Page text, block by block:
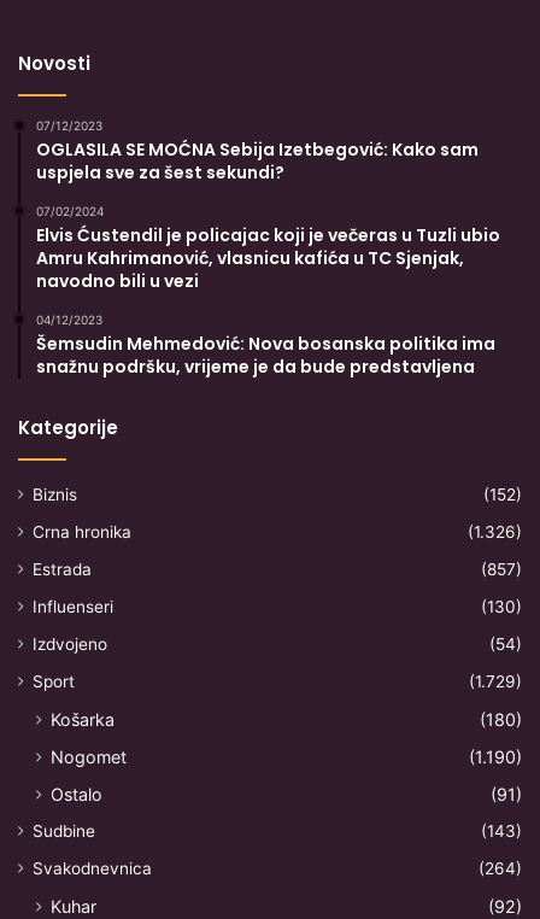
Novosti
07/12/2023
OGLASILA SE MOĆNA Sebija Izetbegović: Kako sam
uspjela sve za šest sekundi?
07/02/2024
Elvis Ćustendil je policajac koji je večeras u Tuzli ubio
Amru Kahrimanović, vlasnicu kafića u TC Sjenjak,
navodno bili u vezi
04/12/2023
Šemsudin Mehmedović: Nova bosanska politika ima
snažnu podršku, vrijeme je da bude predstavljena
Kategorije
Biznis
(152)
Crna hronika
(1.326)
Estrada
(857)
Influenseri
(130)
Izdvojeno
(54)
Sport
(1.729)
Košarka
(180)
Nogomet
(1.190)
Ostalo
(91)
Sudbine
(143)
Svakodnevnica
(264)
Kuhar
(92)